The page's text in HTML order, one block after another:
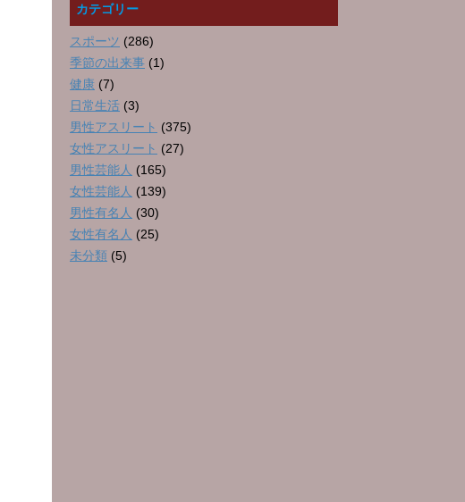
カテゴリー
スポーツ (286)
季節の出来事 (1)
健康 (7)
日常生活 (3)
男性アスリート (375)
女性アスリート (27)
男性芸能人 (165)
女性芸能人 (139)
男性有名人 (30)
女性有名人 (25)
未分類 (5)